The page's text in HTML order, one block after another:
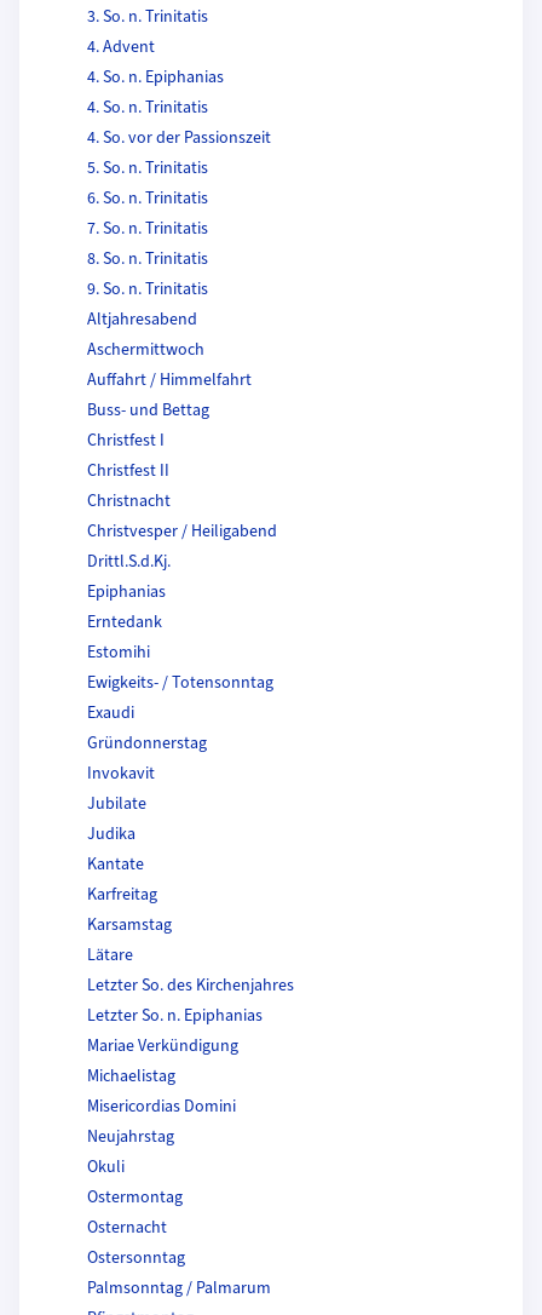
3. So. n. Trinitatis
4. Advent
4. So. n. Epiphanias
4. So. n. Trinitatis
4. So. vor der Passionszeit
5. So. n. Trinitatis
6. So. n. Trinitatis
7. So. n. Trinitatis
8. So. n. Trinitatis
9. So. n. Trinitatis
Altjahresabend
Aschermittwoch
Auffahrt / Himmelfahrt
Buss- und Bettag
Christfest I
Christfest II
Christnacht
Christvesper / Heiligabend
Drittl.S.d.Kj.
Epiphanias
Erntedank
Estomihi
Ewigkeits- / Totensonntag
Exaudi
Gründonnerstag
Invokavit
Jubilate
Judika
Kantate
Karfreitag
Karsamstag
Lätare
Letzter So. des Kirchenjahres
Letzter So. n. Epiphanias
Mariae Verkündigung
Michaelistag
Misericordias Domini
Neujahrstag
Okuli
Ostermontag
Osternacht
Ostersonntag
Palmsonntag / Palmarum